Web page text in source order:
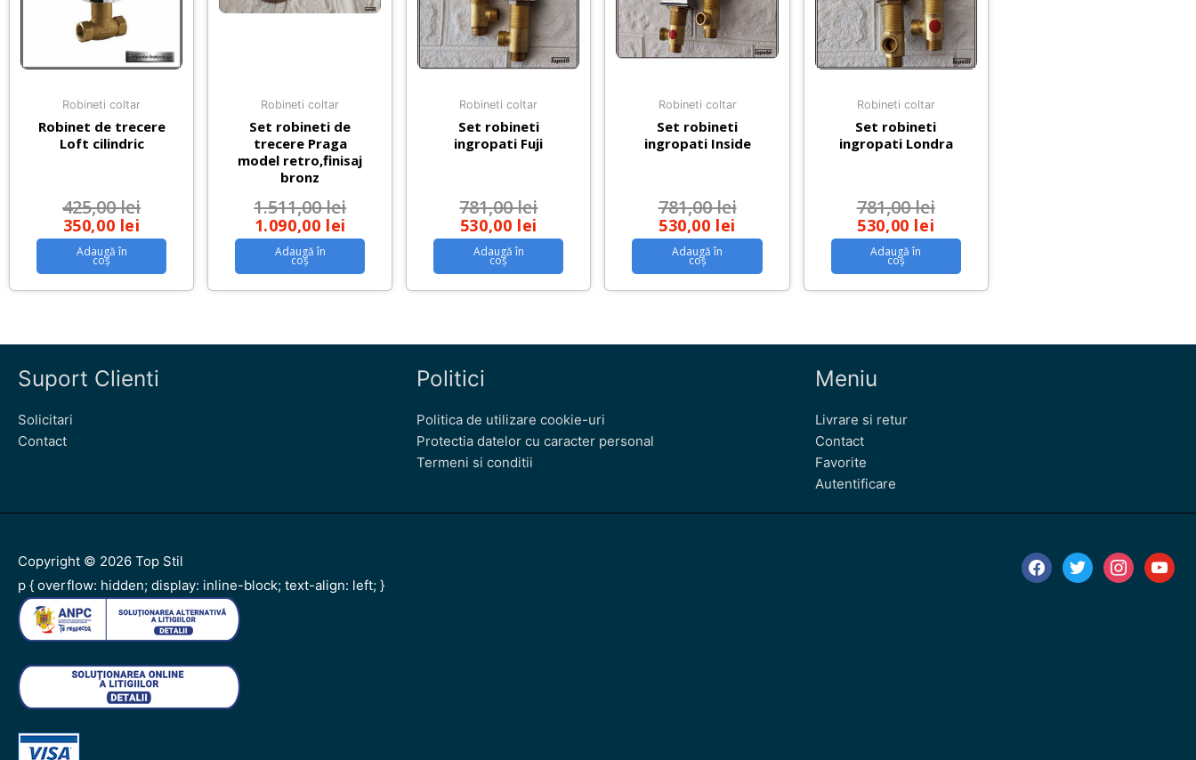
Robineti coltar
Robinet de trecere
Loft cilindric
425,00lei
350,00 lei
Adaugă în
coș
Robineti coltar
Set robineti de
trecere Praga
model retro,finisaj
bronz
1.511,00lei
1.090,00 lei
Adaugă în
coș
Robineti coltar
Set robineti
ingropati Fuji
781,00lei
530,00 lei
Adaugă în
coș
Robineti coltar
Set robineti
ingropati Inside
781,00lei
530,00 lei
Adaugă în
coș
Robineti coltar
Set robineti
ingropati Londra
781,00lei
530,00 lei
Adaugă în
coș
Suport Clienti
Solicitari
Contact
Politici
Politica de utilizare cookie-uri
Protectia datelor cu caracter personal
Termeni si conditii
Meniu
Livrare si retur
Contact
Favorite
Autentificare
Copyright © 2026 Top Stil
p { overflow: hidden; display: inline-block; text-align: left; }
facebooktwitter instagramyoutube